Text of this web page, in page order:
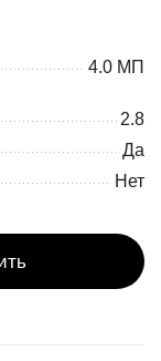
4.0 МП
2.8
Да
Нет